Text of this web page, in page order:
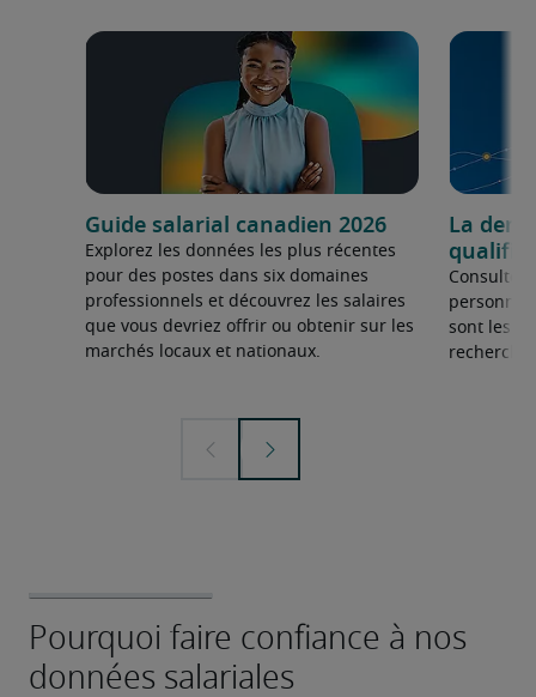
Guide salarial canadien 2026
Explorez les données les plus récentes
pour des postes dans six domaines
professionnels et découvrez les salaires
que vous devriez offrir ou obtenir sur les
marchés locaux et nationaux.
La
qualifié
Consultez
personnel
sont les